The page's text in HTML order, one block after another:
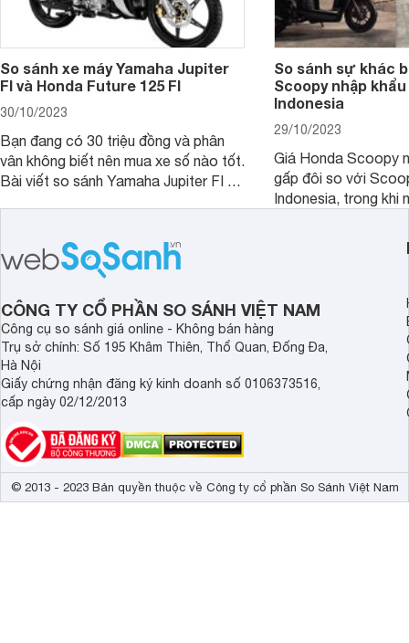
So sánh xe máy Yamaha Jupiter
FI và Honda Future 125 FI
30/10/2023
Bạn đang có 30 triệu đồng và phân
vân không biết nên mua xe số nào tốt.
Bài viết so sánh Yamaha Jupiter FI và
So sánh sự khác
Scoopy nhập
Indonesia
29/10/2023
Giá Honda Scoopy
gấp đôi so với
Indonesia, trong khi
chênh lệch giá lớn
sánh Honda
CÔNG TY CỔ PHẦN SO SÁNH VIỆT NAM
Công cụ so sánh giá online - Không bán hàng
Trụ sở chính: Số 195 Khâm Thiên, Thổ Quan, Đống Đa,
Hà Nội
Giấy chứng nhận đăng ký kinh doanh số 0106373516,
cấp ngày 02/12/2013
© 2013 - 2023 Bản quyền thuộc về Công ty cổ phần So Sánh Việt Nam